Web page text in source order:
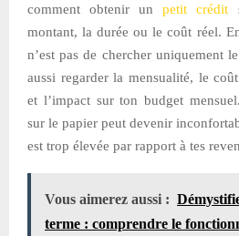
comment obtenir unpetit crédit
montant, la durée ou le coût réel.
n’est pas de chercher uniquement
aussi regarder la mensualité, le
et l’impact sur ton budget
sur le papier peut devenir
est trop élevée par rapport à tes
Vous aimerez aussi :
terme : comprendre le